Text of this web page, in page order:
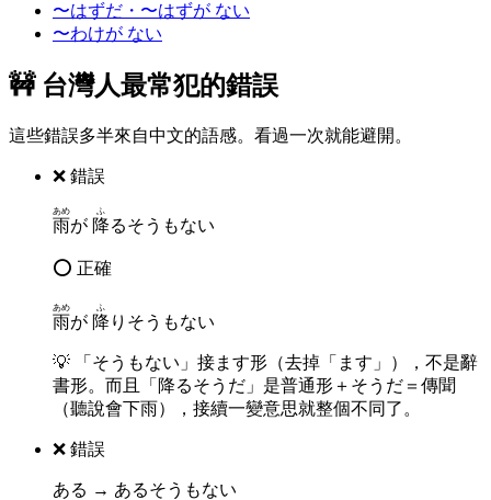
〜はずだ・〜はずが ない
〜わけが ない
🚧 台灣人最常犯的錯誤
這些錯誤多半來自中文的語感。看過一次就能避開。
❌ 錯誤
雨
あめ
が 降
ふ
るそうもない
⭕ 正確
雨
あめ
が 降
ふ
りそうもない
💡
「そうもない」接ます形（去掉「ます」），不是辭
書形。而且「降るそうだ」是普通形＋そうだ＝傳聞
（聽說會下雨），接續一變意思就整個不同了。
❌ 錯誤
ある → あるそうもない